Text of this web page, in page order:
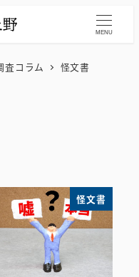
MENU
査コラム 怪文書
怪文書